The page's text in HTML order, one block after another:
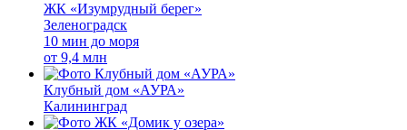
ЖК «Изумрудный берег»
Зеленоградск
10 мин до моря
от 9,4 млн
Клубный дом «АУРА»
Калининград